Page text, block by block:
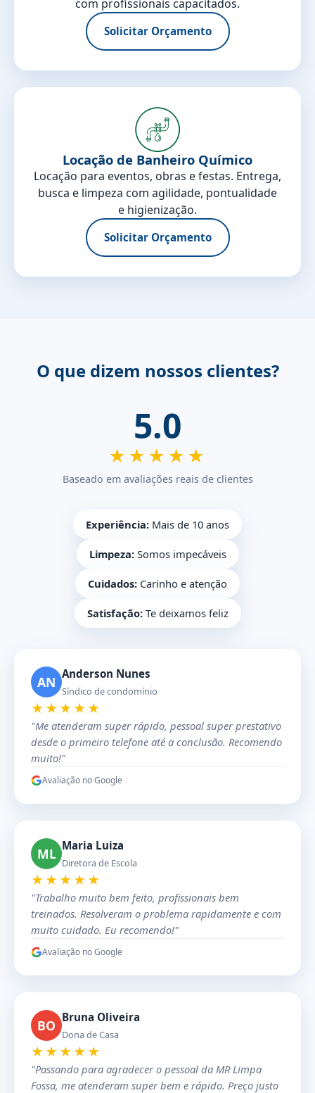
com profissionais capacitados.
Solicitar Orçamento
Locação de Banheiro Químico
Locação para eventos, obras e festas. Entrega,
busca e limpeza com agilidade, pontualidade
e higienização.
Solicitar Orçamento
O que dizem nossos clientes?
5.0
★★★★★
Baseado em avaliações reais de clientes
Experiência: Mais de 10 anos
Limpeza:Somos impecáveis
Cuidados: Carinho e atenção
Satisfação:Te deixamos feliz
AN Anderson Nunes
Síndico de condomínio
★★★★★
"Me atenderam super rápido, pessoal super prestativo
desde o primeiro telefone até a conclusão. Recomendo
muito!"
Avaliação no Google
ML Maria Luiza
Diretora de Escola
★★★★★
"Trabalho muito bem feito, profissionais bem
treinados. Resolveram o problema rapidamente e com
muito cuidado. Eu recomendo!"
Avaliação no Google
BO Bruna Oliveira
Dona de Casa
★★★★★
"Passando para agradecer o pessoal da MR Limpa
Fossa, me atenderam super bem e rápido. Preço justo